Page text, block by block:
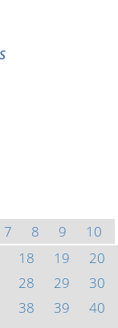
7 8 9
10
18 19
20
28 29
30
38 39
40